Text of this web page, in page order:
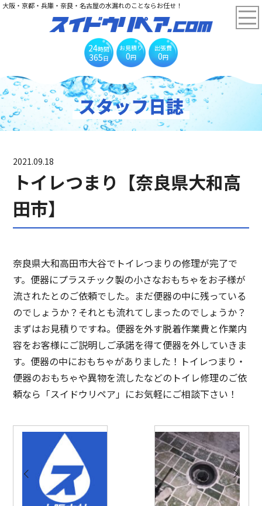
大阪・京都・兵庫・奈良・名古屋の水漏れのことならお任せ！
24時間
365日
お見積り
0円
出張費
0円
スタッフ日誌
2021.09.18
トイレつまり【奈良県大和高
田市】
奈良県大和高田市大谷でトイレつまりの修理が完了で
す。便器にプラスチック製の小さなおもちゃをお子様が
流されたとのご依頼でした。まだ便器の中に残っている
のでしょうか？それとも流れてしまったのでしょうか？
まずはお見積りですね。便器を外す脱着作業費と作業内
容をお客様にご説明しご承諾を得て便器を外していきま
す。便器の中におもちゃがありました！トイレつまり・
便器のおもちゃや異物を流したなどのトイレ修理のご依
頼なら「スイドウリペア」にお気軽にご相談下さい！